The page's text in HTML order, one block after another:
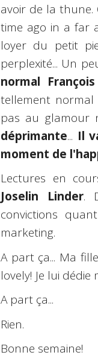
avoir de la thune.
time ago in a far
loyer du petit
perplexité... Un
normal
tellement normal
pas au glamour
déprimante... Il
moment de
Lectures en
Joselin Linder.
convictions
marketing.
A part ça... Ma
lovely! Je lui
A part ça...
Rien.
Bonne semaine!